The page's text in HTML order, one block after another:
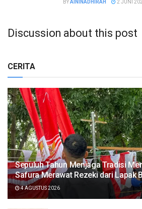
BYAININADHIRAH 2 JUNI
Discussion about this post
CERITA
Sepuluh Tahun Menjaga Tradisi
Safura Merawat Rezeki dari Lapak
4 AGUSTUS 2026